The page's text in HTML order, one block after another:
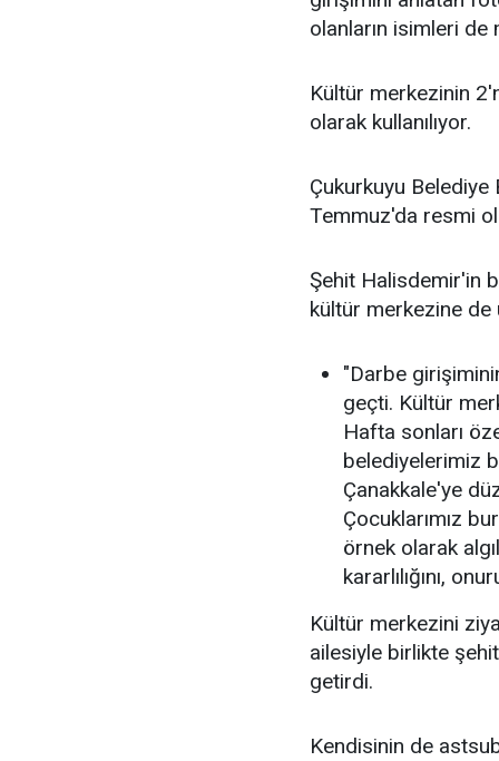
olanların isimleri de
Kültür merkezinin
olarak kullanılıyor.
Çukurkuyu Belediye
Temmuz'da resmi
Şehit Halisdemir'in
kültür merkezine de
"Darbe
geçti. Kültür
Hafta sonları
belediyelerimiz
Çanakkale'ye
Çocuklarımız
örnek olarak
kararlılığını,
Kültür merkezini
ailesiyle birlikte
getirdi.
Kendisinin de